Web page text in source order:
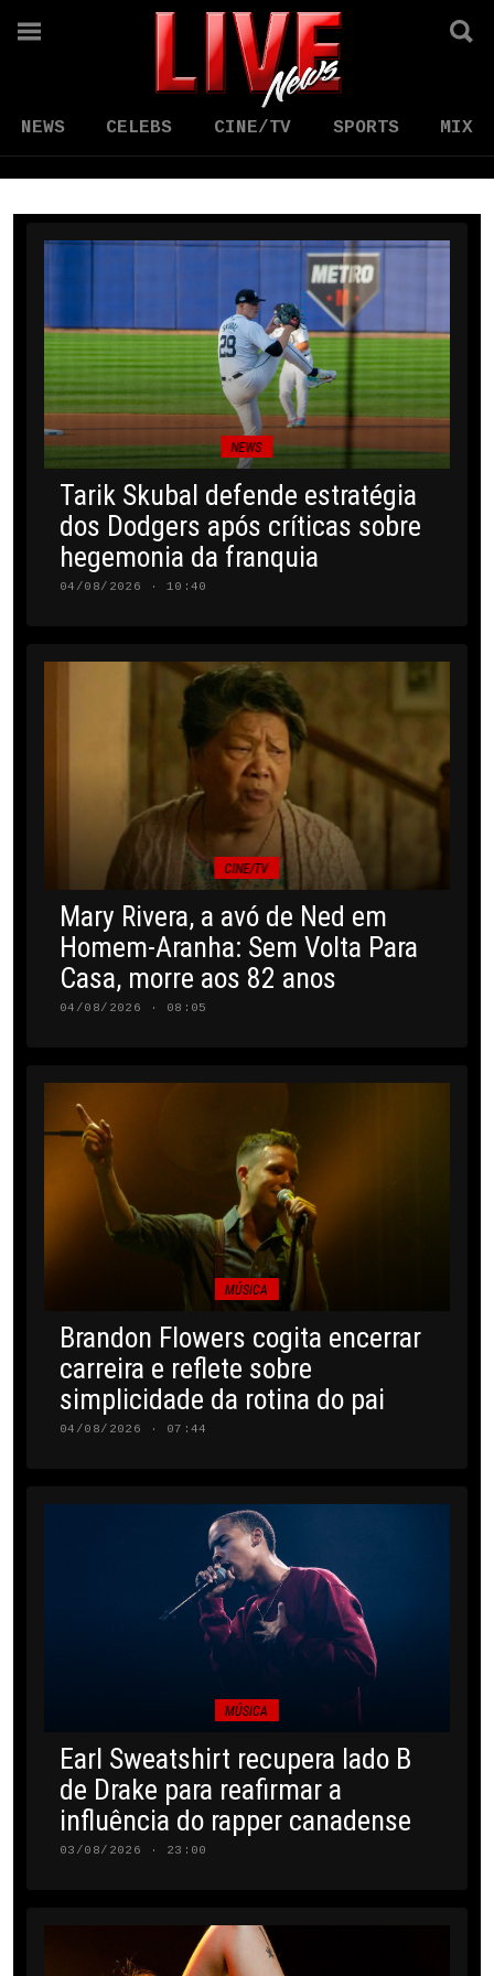
NEWS CELEBS CINE/TV SPORTS MIX
NEWS
Tarik Skubal defende estratégia
dos Dodgers após críticas sobre
hegemonia da franquia
04/08/2026 · 10:40
CINE/TV
Mary Rivera, a avó de Ned em
Homem-Aranha: Sem Volta Para
Casa, morre aos 82 anos
04/08/2026 · 08:05
MÚSICA
Brandon Flowers cogita encerrar
carreira e reflete sobre
simplicidade da rotina do pai
04/08/2026 · 07:44
MÚSICA
Earl Sweatshirt recupera lado B
de Drake para reafirmar a
influência do rapper canadense
03/08/2026 · 23:00